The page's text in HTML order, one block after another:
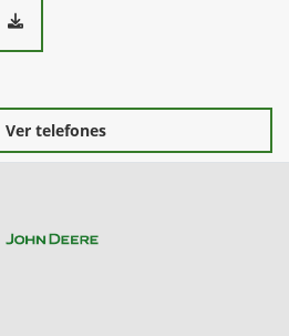
Ver telefones